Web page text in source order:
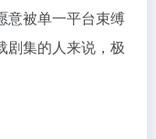
意被单一平台束缚
剧集的人来说，极